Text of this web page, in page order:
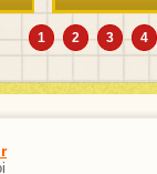
1 2 3 4